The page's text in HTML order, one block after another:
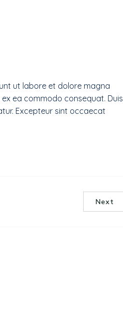
ut labore et dolore magna
ea commodo consequat. Duis
Excepteur sint occaecat
Next